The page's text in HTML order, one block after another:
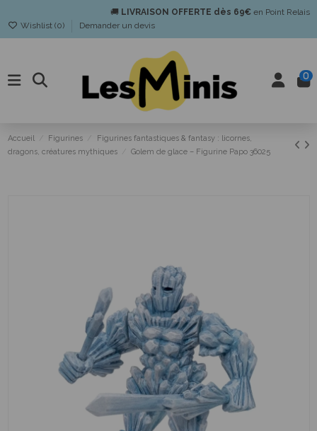
🚚 LIVRAISON OFFERTE dès 69€en Point Relais
Wishlist (0) Demander un devis
0
Accueil Figurines
Figurines fantastiques & fantasy : licornes,
dragons, créatures mythiques
Golem de glace – Figurine Papo 36025